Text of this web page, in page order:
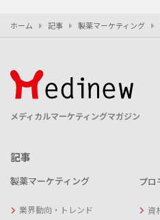
ホーム 記事 製薬マーケティング
メディカルマーケティングマガジン
記事
製薬マーケティング
業界動向・トレンド
プロ
資